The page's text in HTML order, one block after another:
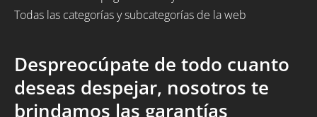
Todas las categorías y subcategorías de la web
Despreocúpate de todo cuanto
deseas despejar, nosotros te
brindamos las garantías